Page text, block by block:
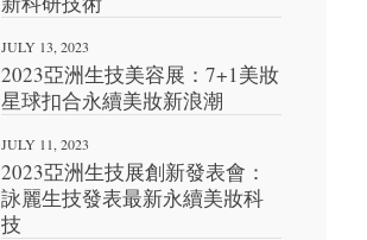
JULY 13, 2023
2023亞洲生技美容展：7+1美妝
星球扣合永續美妝新浪潮
JULY 11, 2023
2023亞洲生技展創新發表會：
詠麗生技發表最新永續美妝科
技